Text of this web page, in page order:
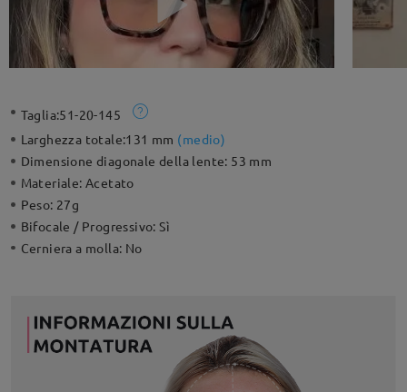
Taglia:51-20-145
Larghezza totale:131 mm (medio)
Dimensione diagonale della lente: 53 mm
Materiale:Acetato
Peso: 27g
Bifocale / Progressivo:Sì
Cerniera a molla: No